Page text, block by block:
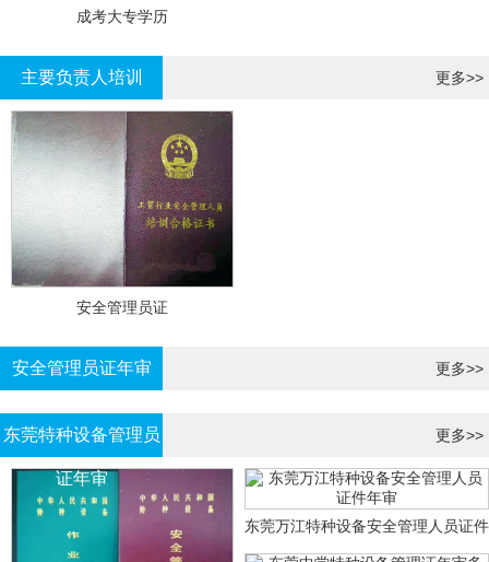
成考大专学历
主要负责人培训 更多>>
安全管理员证
安全管理员证年审 更多>>
东莞特种设备管理员
证年审
更多>>
东莞万江特种设备安全管理人员证件